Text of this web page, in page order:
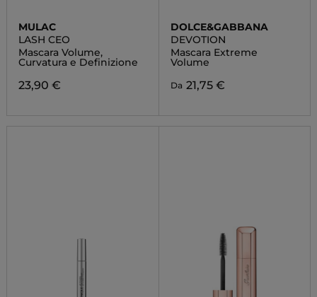
MULAC
LASH CEO
Mascara Volume,
Curvatura e Definizione
23,90 €
DOLCE&GABBANA
DEVOTION
Mascara Extreme
Volume
Da 21,75 €